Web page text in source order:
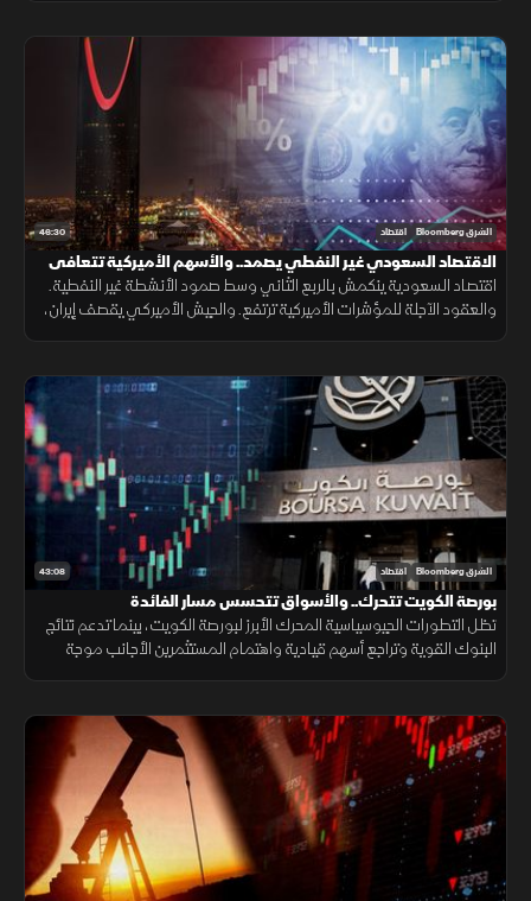
46:30 الشرق Bloomberg اقتصاد
الاقتصاد السعودي غير النفطي يصمد.. والأسهم الأميركية تتعافى
اقتصاد السعودية ينكمش بالربع الثاني وسط صمود الأنشطة غير النفطية.
والعقود الآجلة للمؤشرات الأميركية ترتفع. والجيش الأميركي يقصف إيران،
43:08 الشرق Bloomberg اقتصاد
بورصة الكويت تتحرك.. والأسواق تتحسس مسار الفائدة
تظل التطورات الجيوسياسية المحرك الأبرز لبورصة الكويت، بينما تدعم نتائج
البنوك القوية وتراجع أسهم قيادية واهتمام المستثمرين الأجانب موجة